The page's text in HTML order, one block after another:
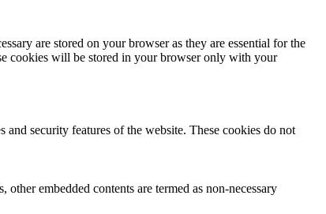
are stored on your browser as they are essential for the
cookies will be stored in your browser only with your
security features of the website. These cookies do not
embedded contents are termed as non-necessary